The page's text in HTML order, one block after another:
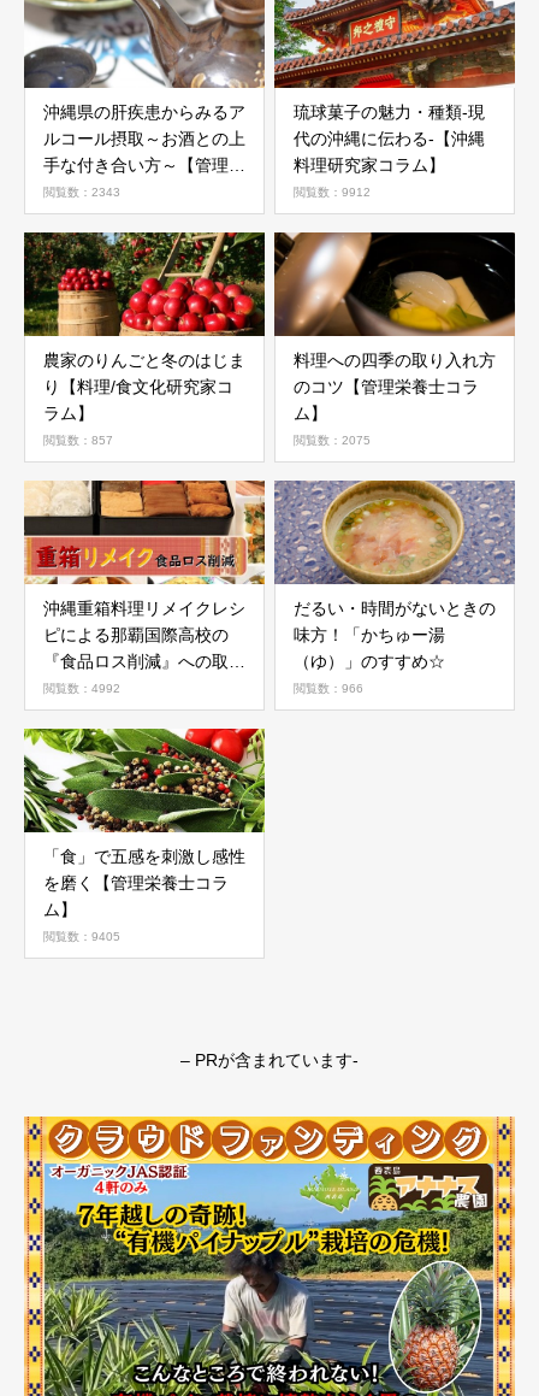
沖縄県の肝疾患からみるア
ルコール摂取～お酒との上
手な付き合い方～【管理栄
養士コラム】
閲覧数：2343
琉球菓子の魅力・種類-現
代の沖縄に伝わる-【沖縄
料理研究家コラム】
閲覧数：9912
農家のりんごと冬のはじま
り【料理/食文化研究家コ
ラム】
閲覧数：857
料理への四季の取り入れ方
のコツ【管理栄養士コラ
ム】
閲覧数：2075
沖縄重箱料理リメイクレシ
ピによる那覇国際高校の
『食品ロス削減』への取り
組み
閲覧数：4992
だるい・時間がないときの
味方！「かちゅー湯
（ゆ）」のすすめ☆
閲覧数：966
「食」で五感を刺激し感性
を磨く【管理栄養士コラ
ム】
閲覧数：9405
– PRが含まれています-